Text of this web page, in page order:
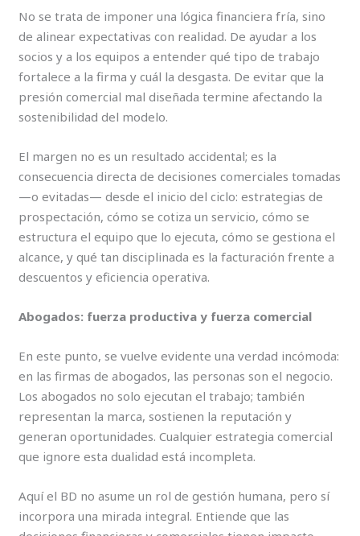
No se trata de imponer una lógica financiera fría, sino
de alinear expectativas con realidad. De ayudar a los
socios y a los equipos a entender qué tipo de trabajo
fortalece a la firma y cuál la desgasta. De evitar que la
presión comercial mal diseñada termine afectando la
sostenibilidad del modelo.
El margen no es un resultado accidental; es la
consecuencia directa de decisiones comerciales tomadas
—o evitadas— desde el inicio del ciclo: estrategias de
prospectación, cómo se cotiza un servicio, cómo se
estructura el equipo que lo ejecuta, cómo se gestiona el
alcance, y qué tan disciplinada es la facturación frente a
descuentos y eficiencia operativa.
Abogados: fuerza productiva y fuerza comercial
En este punto, se vuelve evidente una verdad incómoda:
en las firmas de abogados, las personas son el negocio.
Los abogados no solo ejecutan el trabajo; también
representan la marca, sostienen la reputación y
generan oportunidades. Cualquier estrategia comercial
que ignore esta dualidad está incompleta.
Aquí el BD no asume un rol de gestión humana, pero sí
incorpora una mirada integral. Entiende que las